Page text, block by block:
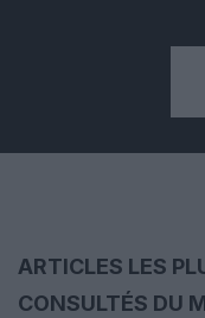
ARTICLES LES
CONSULTÉS DU